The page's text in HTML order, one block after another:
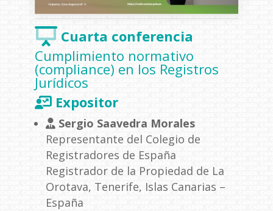
Cuarta conferencia
Cumplimiento normativo
(compliance) en los Registros
Jurídicos
Expositor
Sergio Saavedra Morales
Representante del Colegio de
Registradores de España
Registrador de la Propiedad de La
Orotava, Tenerife, Islas Canarias –
España